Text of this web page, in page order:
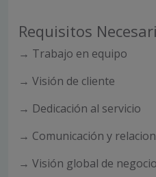
Requisitos
→ Trabajo en equipo
→ Visión de cliente
→ Dedicación al servicio
→ Comunicación y
→ Visión global de negocio